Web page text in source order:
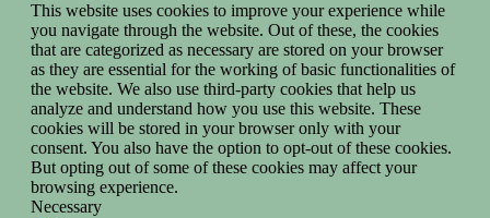
This website uses cookies to improve your experience while
you navigate through the website. Out of these, the cookies
that are categorized as necessary are stored on your browser
as they are essential for the working of basic functionalities of
the website. We also use third-party cookies that help us
analyze and understand how you use this website. These
cookies will be stored in your browser only with your
consent. You also have the option to opt-out of these cookies.
But opting out of some of these cookies may affect your
browsing experience.
Necessary